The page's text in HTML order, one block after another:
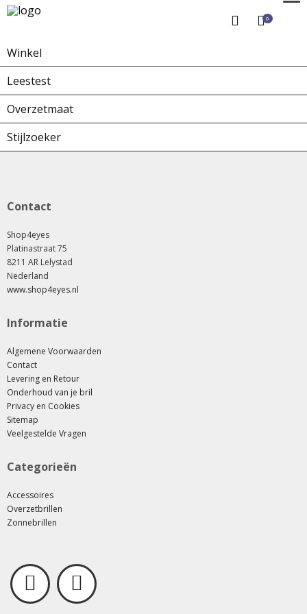
0
Winkel
Leestest
Overzetmaat
Stijlzoeker
Home Winkel
Contact
Shop4eyes
Platinastraat 75
8211 AR Lelystad
Nederland
www.shop4eyes.nl
Informatie
Algemene Voorwaarden
Contact
Levering en Retour
Onderhoud van je bril
Privacy en Cookies
Sitemap
Veelgestelde Vragen
Categorieën
Accessoires
Overzetbrillen
Zonnebrillen